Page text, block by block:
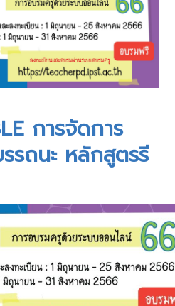
ก
การจัดการ
รถนะ หลักสูตรรี